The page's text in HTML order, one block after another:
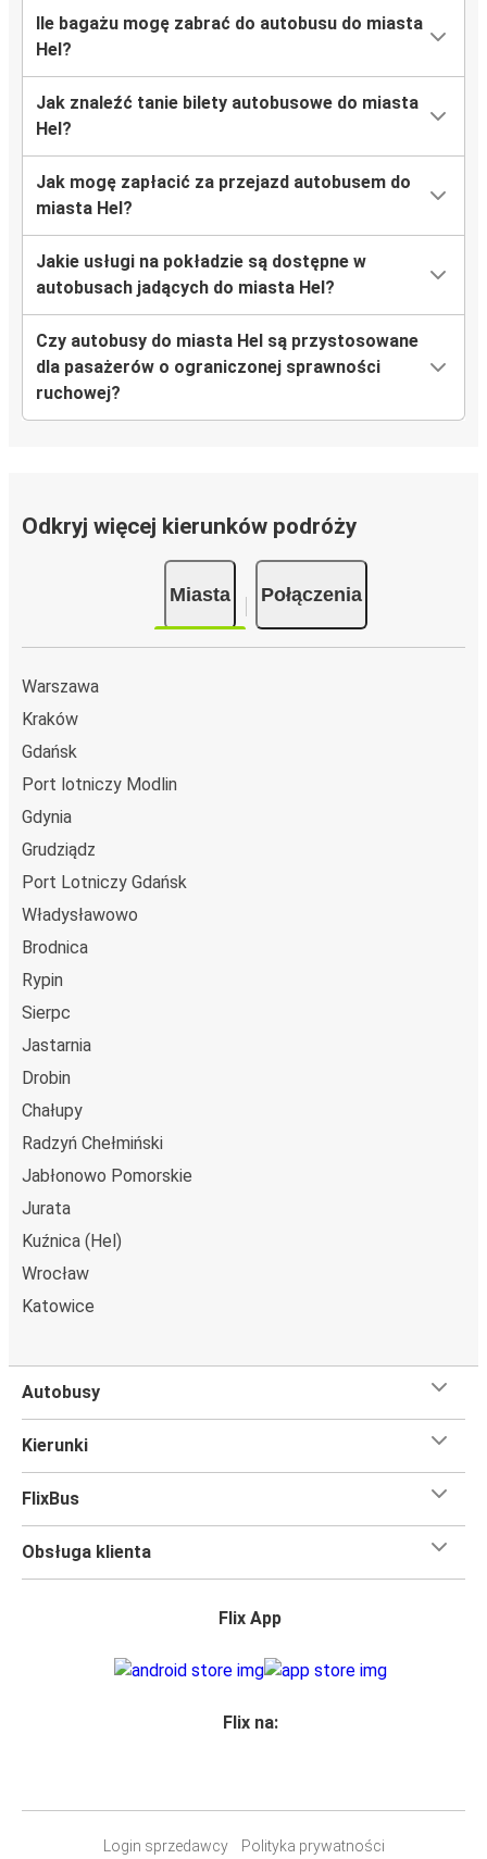
Ile bagażu mogę zabrać do autobusu do miasta
Hel?
Jak znaleźć tanie bilety autobusowe do miasta
Hel?
Jak mogę zapłacić za przejazd autobusem do
miasta Hel?
Jakie usługi na pokładzie są dostępne w
autobusach jadących do miasta Hel?
Czy autobusy do miasta Hel są przystosowane
dla pasażerów o ograniczonej sprawności
ruchowej?
Odkryj więcej kierunków podróży
Miasta Połączenia
Warszawa
Kraków
Gdańsk
Port lotniczy Modlin
Gdynia
Grudziądz
Port Lotniczy Gdańsk
Władysławowo
Brodnica
Rypin
Sierpc
Jastarnia
Drobin
Chałupy
Radzyń Chełmiński
Jabłonowo Pomorskie
Jurata
Kuźnica (Hel)
Wrocław
Katowice
Autobusy
Kierunki
FlixBus
Obsługa klienta
Flix App
Flix na:
Login sprzedawcy Polityka prywatności